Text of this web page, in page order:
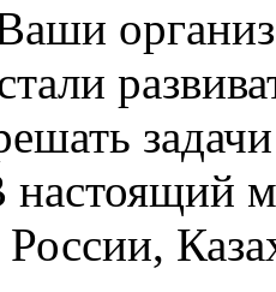
настоящий
России,